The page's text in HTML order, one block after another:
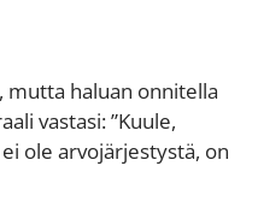
mutta haluan onnitella
vastasi: ”Kuule,
ole arvojärjestystä, on